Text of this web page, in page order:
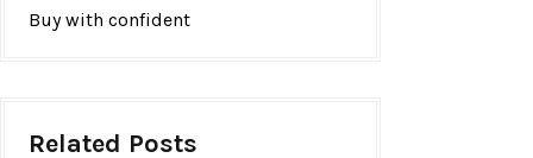
Buy with confident
Related Posts